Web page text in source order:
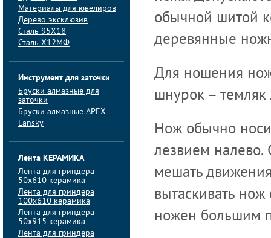
Материалы для ювелиров
Дерево эксклюзив
Сталь 95Х18
Сталь Х12МФ
Инструмент для заточки
Бруски алмазные для
заточки
Бруски алмазные APEX
Lansky
Лента КЕРАМИКА
Лента для гриндера
50х610 керамика
Лента для гриндера
100х610 керамика
Лента для гриндера
50х915 керамика
Лента для гриндера
обычной шитой
деревянные
Для ношения
шнурок – темляк
Нож обычно
лезвием налево.
мешать
вытаскивать
ножен большим